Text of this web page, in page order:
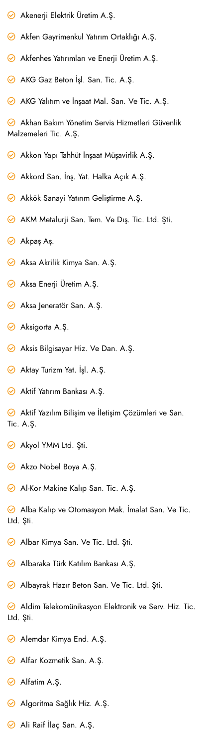
Akenerji Elektrik Üretim A.Ş.
Akfen Gayrimenkul Yatırım Ortaklığı A.Ş.
Akfenhes Yatırımları ve Enerji Üretim A.Ş.
AKG Gaz Beton İşl. San. Tic. A.Ş.
AKG Yalıtım ve İnşaat Mal. San. Ve Tic. A.Ş.
Akhan Bakım Yönetim Servis Hizmetleri Güvenlik
Malzemeleri Tic. A.Ş.
Akkon Yapı Tahhüt İnşaat Müşavirlik A.Ş.
Akkord San. İnş. Yat. Halka Açık A.Ş.
Akkök Sanayi Yatırım Geliştirme A.Ş.
AKM Metalurji San. Tem. Ve Dış. Tic. Ltd. Şti.
Akpaş Aş.
Aksa Akrilik Kimya San. A.Ş.
Aksa Enerji Üretim A.Ş.
Aksa Jeneratör San. A.Ş.
Aksigorta A.Ş.
Aksis Bilgisayar Hiz. Ve Dan. A.Ş.
Aktay Turizm Yat. İşl. A.Ş.
Aktif Yatırım Bankası A.Ş.
Aktif Yazılım Bilişim ve İletişim Çözümleri ve San.
Tic. A.Ş.
Akyol YMM Ltd. Şti.
Akzo Nobel Boya A.Ş.
Al-Kor Makine Kalıp San. Tic. A.Ş.
Alba Kalıp ve Otomasyon Mak. İmalat San. Ve Tic.
Ltd. Şti.
Albar Kimya San. Ve Tic. Ltd. Şti.
Albaraka Türk Katılım Bankası A.Ş.
Albayrak Hazır Beton San. Ve Tic. Ltd. Şti.
Aldim Telekomünikasyon Elektronik ve Serv. Hiz. Tic.
Ltd. Şti.
Alemdar Kimya End. A.Ş.
Alfar Kozmetik San. A.Ş.
Alfatim A.Ş.
Algoritma Sağlık Hiz. A.Ş.
Ali Raif İlaç San. A.Ş.